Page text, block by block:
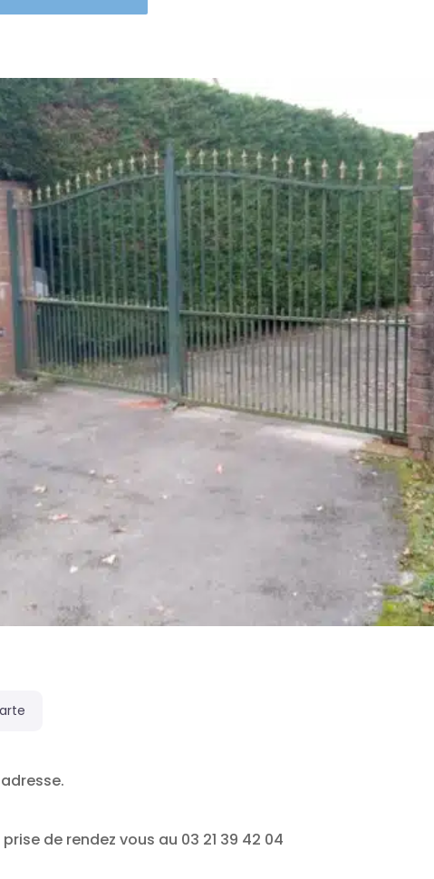
prise de rendez vous au 03 21 39 42 04